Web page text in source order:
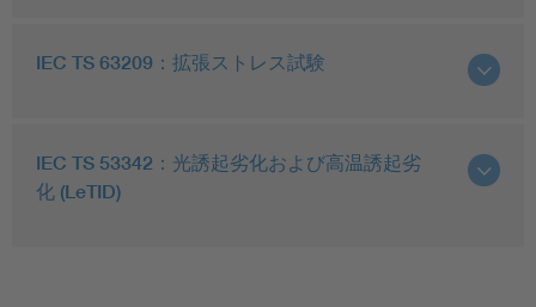
IEC TS 63209：拡張ストレス試験
IEC TS 53342：光誘起劣化および高温誘起劣
化 (LeTID)